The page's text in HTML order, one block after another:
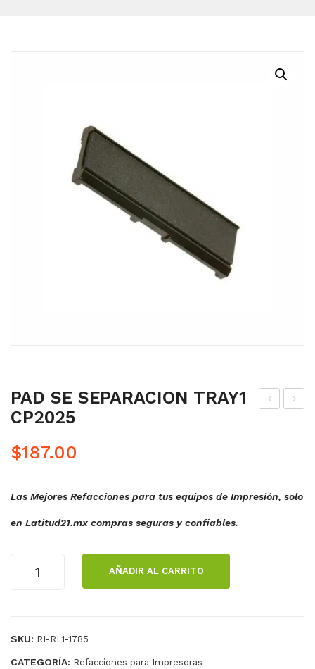
ENI
PR
PAD SE SEPARACION TRAY1
CP2025
$187.00
Las Mejores Refacciones para tus equipos de Impresión, solo
en Latitud21.mx compras seguras y confiables.
cantidad
AÑADIR AL CARRITO
SKU: RI-RL1-1785
CATEGORÍA: Refacciones para Impresoras